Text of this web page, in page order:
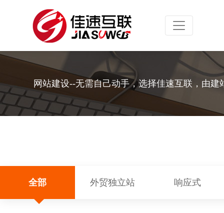
Toggle
网站建设--无需自己动手，选择佳速互联，由建
全部 外贸独立站 响应式